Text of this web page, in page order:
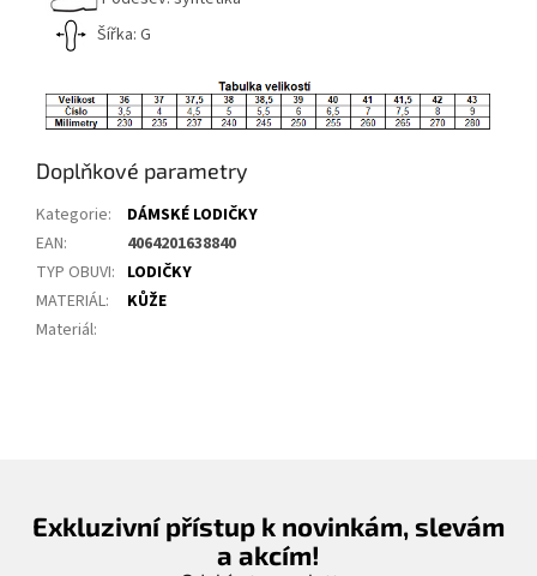
Šířka: G
Doplňkové parametry
Kategorie:
DÁMSKÉ LODIČKY
EAN:
4064201638840
TYP OBUVI: LODIČKY
MATERIÁL:
KŮŽE
Materiál:
Exkluzivní přístup k novinkám, slevám
a akcím!